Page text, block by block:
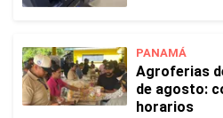
PANAMÁ
Agroferias
de agosto:
horarios